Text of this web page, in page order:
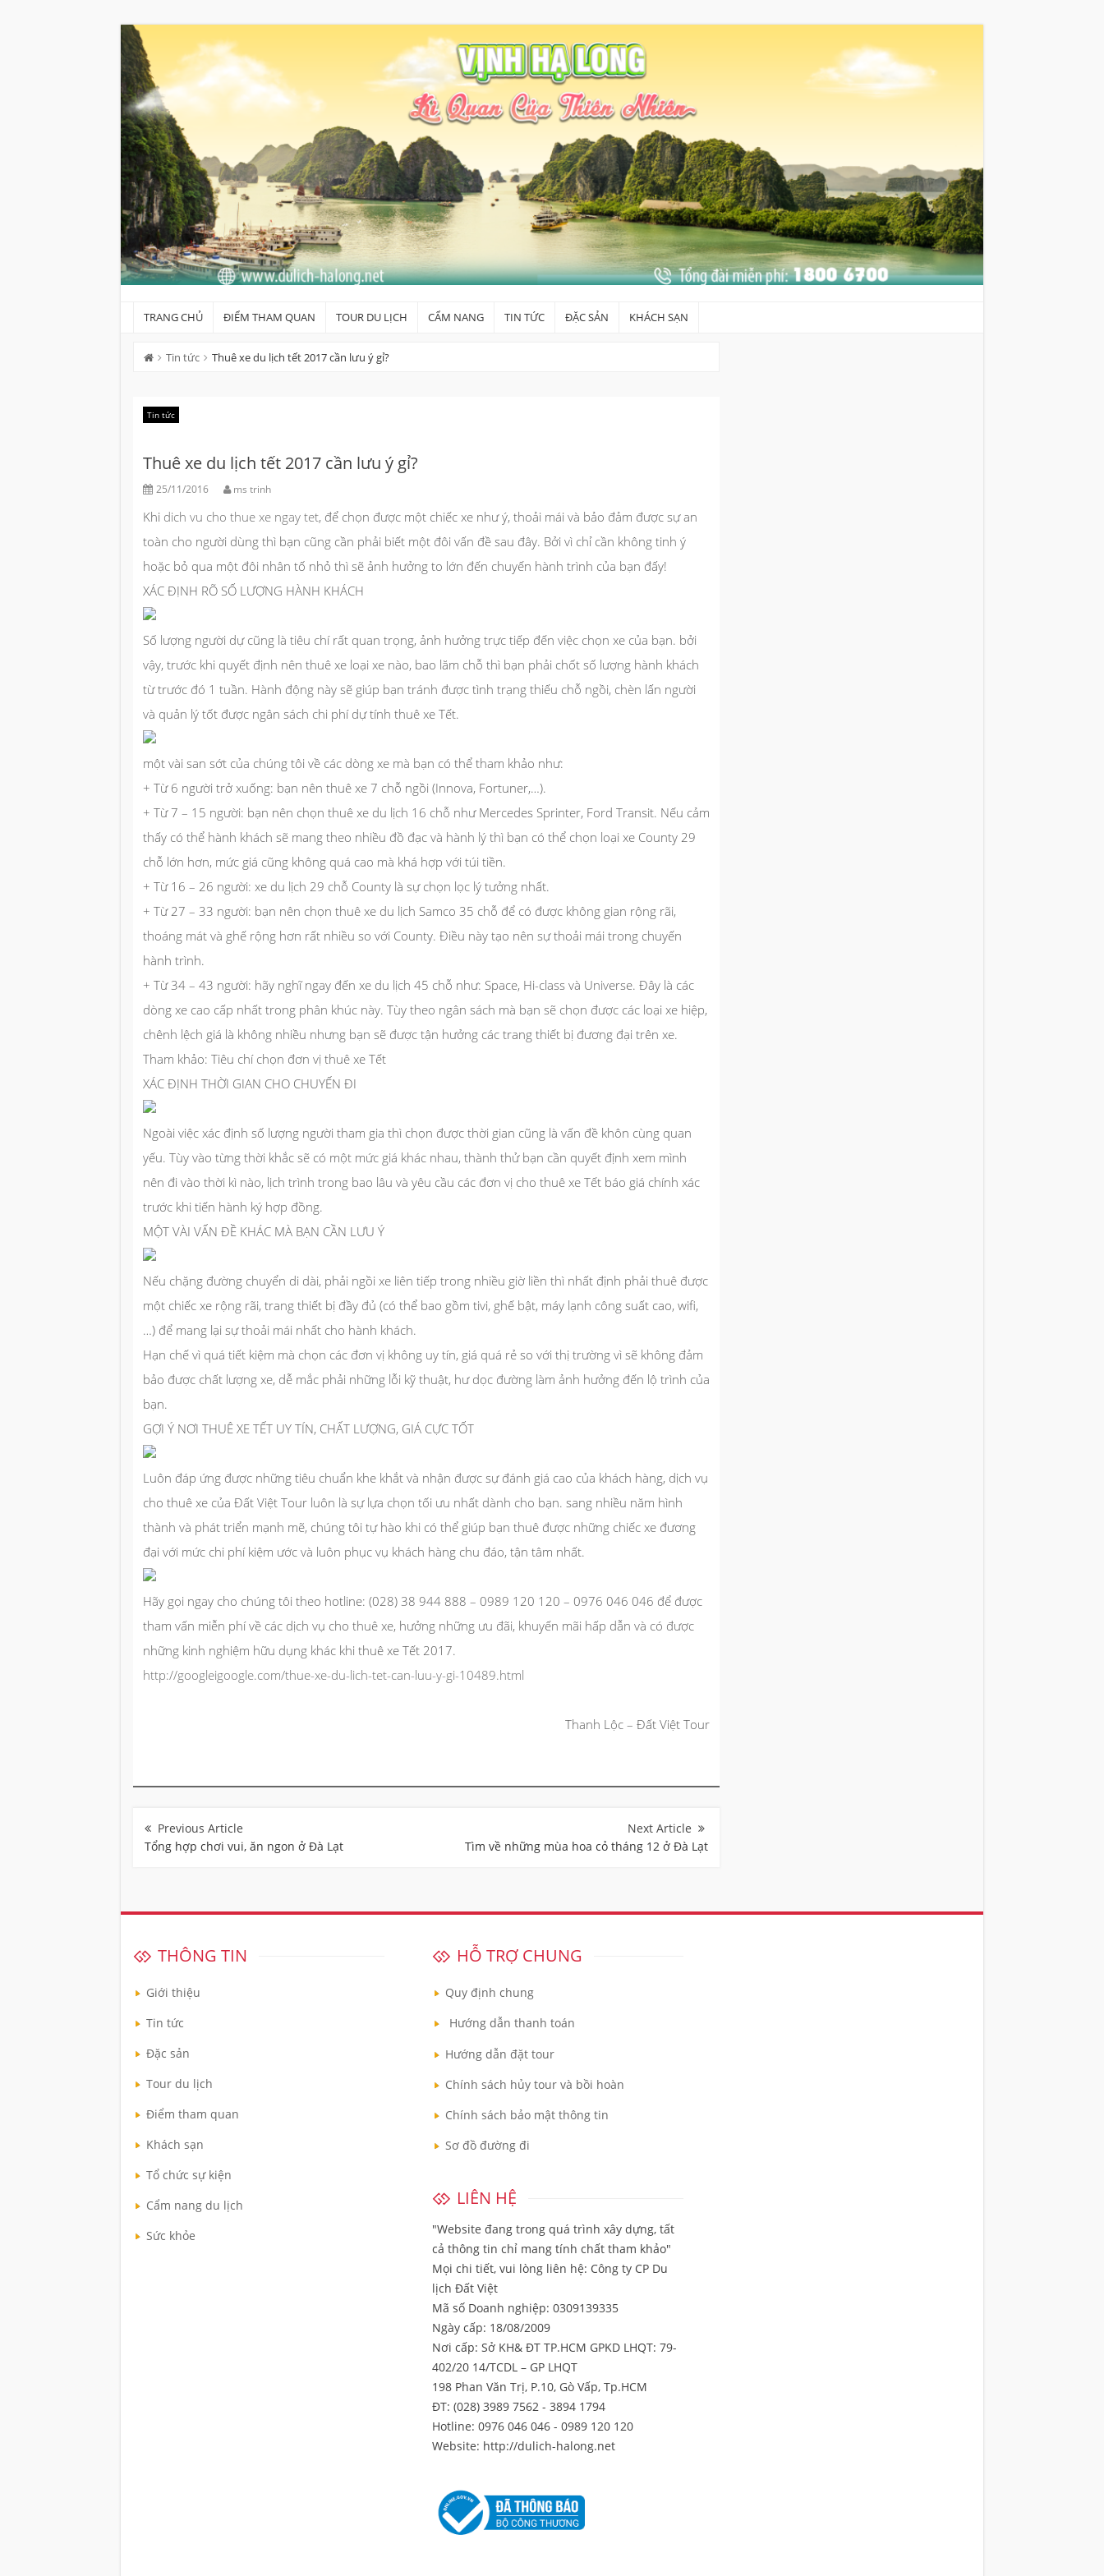
Skip
to
content
TRANG CHỦ ĐIỂM THAM QUAN TOUR DU LỊCH CẨM NANG TIN TỨC ĐẶC SẢN KHÁCH SẠN
Tin tức Thuê xe du lịch tết 2017 cần lưu ý gỉ?
Tin tức
Thuê xe du lịch tết 2017 cần lưu ý gỉ?
25/11/2016 ms trinh
Khi dich vu cho thue xe ngay tet, để chọn được một chiếc xe như ý, thoải mái và bảo đảm được sự an
toàn cho người dùng thì bạn cũng cần phải biết một đôi vấn đề sau đây. Bởi vì chỉ cần không tinh ý
hoặc bỏ qua một đôi nhân tố nhỏ thì sẽ ảnh hưởng to lớn đến chuyến hành trình của bạn đấy!
XÁC ĐỊNH RÕ SỐ LƯỢNG HÀNH KHÁCH
Số lượng người dự cũng là tiêu chí rất quan trọng, ảnh hưởng trực tiếp đến việc chọn xe của bạn. bởi
vậy, trước khi quyết định nên thuê xe loại xe nào, bao lăm chỗ thì bạn phải chốt số lượng hành khách
từ trước đó 1 tuần. Hành động này sẽ giúp bạn tránh được tình trạng thiếu chỗ ngồi, chèn lấn người
và quản lý tốt được ngân sách chi phí dự tính thuê xe Tết.
một vài san sớt của chúng tôi về các dòng xe mà bạn có thể tham khảo như:
+ Từ 6 người trở xuống: bạn nên thuê xe 7 chỗ ngồi (Innova, Fortuner,…).
+ Từ 7 – 15 người: bạn nên chọn thuê xe du lịch 16 chỗ như Mercedes Sprinter, Ford Transit. Nếu cảm
thấy có thể hành khách sẽ mang theo nhiều đồ đạc và hành lý thì bạn có thể chọn loại xe County 29
chỗ lớn hơn, mức giá cũng không quá cao mà khá hợp với túi tiền.
+ Từ 16 – 26 người: xe du lịch 29 chỗ County là sự chọn lọc lý tưởng nhất.
+ Từ 27 – 33 người: bạn nên chọn thuê xe du lịch Samco 35 chỗ để có được không gian rộng rãi,
thoáng mát và ghế rộng hơn rất nhiều so với County. Điều này tạo nên sự thoải mái trong chuyến
hành trình.
+ Từ 34 – 43 người: hãy nghĩ ngay đến xe du lịch 45 chỗ như: Space, Hi-class và Universe. Đây là các
dòng xe cao cấp nhất trong phân khúc này. Tùy theo ngân sách mà bạn sẽ chọn được các loại xe hiệp,
chênh lệch giá là không nhiều nhưng bạn sẽ được tận hưởng các trang thiết bị đương đại trên xe.
Tham khảo: Tiêu chí chọn đơn vị thuê xe Tết
XÁC ĐỊNH THỜI GIAN CHO CHUYẾN ĐI
Ngoài việc xác định số lượng người tham gia thì chọn được thời gian cũng là vấn đề khôn cùng quan
yếu. Tùy vào từng thời khắc sẽ có một mức giá khác nhau, thành thử bạn cần quyết định xem mình
nên đi vào thời kì nào, lịch trình trong bao lâu và yêu cầu các đơn vị cho thuê xe Tết báo giá chính xác
trước khi tiến hành ký hợp đồng.
MỘT VÀI VẤN ĐỀ KHÁC MÀ BẠN CẦN LƯU Ý
Nếu chặng đường chuyển di dài, phải ngồi xe liên tiếp trong nhiều giờ liền thì nhất định phải thuê được
một chiếc xe rộng rãi, trang thiết bị đầy đủ (có thể bao gồm tivi, ghế bật, máy lạnh công suất cao, wifi,
…) để mang lại sự thoải mái nhất cho hành khách.
Hạn chế vì quá tiết kiệm mà chọn các đơn vị không uy tín, giá quá rẻ so với thị trường vì sẽ không đảm
bảo được chất lượng xe, dễ mắc phải những lỗi kỹ thuật, hư dọc đường làm ảnh hưởng đến lộ trình của
bạn.
GỢI Ý NƠI THUÊ XE TẾT UY TÍN, CHẤT LƯỢNG, GIÁ CỰC TỐT
Luôn đáp ứng được những tiêu chuẩn khe khắt và nhận được sự đánh giá cao của khách hàng, dịch vụ
cho thuê xe của Đất Việt Tour luôn là sự lựa chọn tối ưu nhất dành cho bạn. sang nhiều năm hình
thành và phát triển mạnh mẽ, chúng tôi tự hào khi có thể giúp bạn thuê được những chiếc xe đương
đại với mức chi phí kiệm ước và luôn phục vụ khách hàng chu đáo, tận tâm nhất.
Hãy gọi ngay cho chúng tôi theo hotline: (028) 38 944 888 – 0989 120 120 – 0976 046 046 để được
tham vấn miễn phí về các dịch vụ cho thuê xe, hưởng những ưu đãi, khuyến mãi hấp dẫn và có được
những kinh nghiệm hữu dụng khác khi thuê xe Tết 2017.
http://googleigoogle.com/thue-xe-du-lich-tet-can-luu-y-gi-10489.html
Thanh Lộc – Đất Việt Tour
hướng
bài
viết
Tổng hợp chơi vui, ăn ngon ở Đà Lạt Tìm về những mùa hoa cỏ tháng 12 ở Đà Lạt
THÔNG TIN
Giới thiệu
Tin tức
Đặc sản
Tour du lịch
Điểm tham quan
Khách sạn
Tổ chức sự kiện
Cẩm nang du lịch
Sức khỏe
HỖ TRỢ CHUNG
Quy định chung
Hướng dẫn thanh toán
Hướng dẫn đặt tour
Chính sách hủy tour và bồi hoàn
Chính sách bảo mật thông tin
Sơ đồ đường đi
LIÊN HỆ
"Website đang trong quá trình xây dựng, tất
cả thông tin chỉ mang tính chất tham khảo"
Mọi chi tiết, vui lòng liên hệ: Công ty CP Du
lịch Đất Việt
Mã số Doanh nghiệp: 0309139335
Ngày cấp: 18/08/2009
Nơi cấp: Sở KH& ĐT TP.HCM GPKD LHQT: 79-
402/20 14/TCDL – GP LHQT
198 Phan Văn Trị, P.10, Gò Vấp, Tp.HCM
ĐT: (028) 3989 7562 - 3894 1794
Hotline: 0976 046 046 - 0989 120 120
Website: http://dulich-halong.net